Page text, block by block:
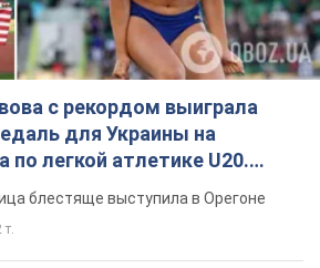
с рекордом выиграла
для Украины на
по легкой атлетике U20.
блестяще выступила в Орегоне
т.